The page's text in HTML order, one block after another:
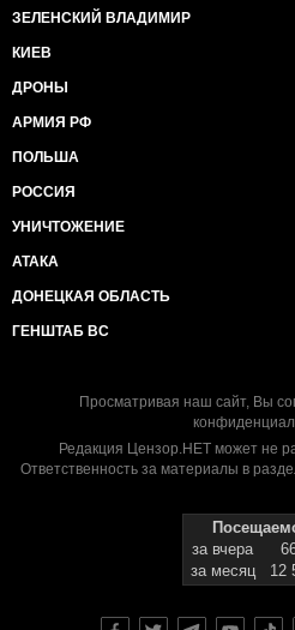
ЗЕЛЕНСКИЙ ВЛАДИМИР
КИЕВ
ДРОНЫ
АРМИЯ РФ
ПОЛЬША
РОССИЯ
УНИЧТОЖЕНИЕ
АТАКА
ДОНЕЦКАЯ ОБЛАСТЬ
ГЕНШТАБ ВС
Просматривая наш сайт, Вы
Редакция Цензор.НЕТ может не
Ответственность за материалы в
за вчера
за месяц
12